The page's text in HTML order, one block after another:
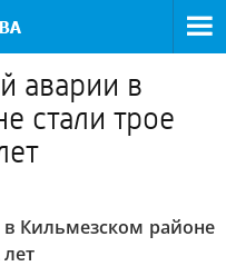
аварии в
стали трое
Кильмезском районе